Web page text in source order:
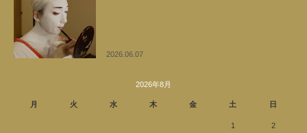
2026.06.07
2026年8月
月 火 水 木 金 土 日
1 2